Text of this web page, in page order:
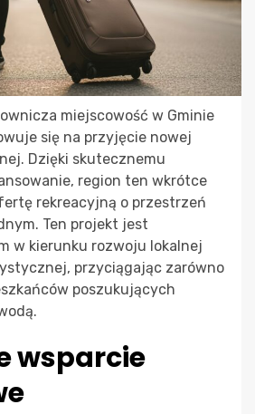
miejscowość w Gminie
się na przyjęcie nowej
Dzięki skutecznemu
region ten wkrótce
rekreacyjną o przestrzeń
Ten projekt jest
w kierunku rozwoju lokalnej
przyciągając zarówno
poszukujących
wsparcie